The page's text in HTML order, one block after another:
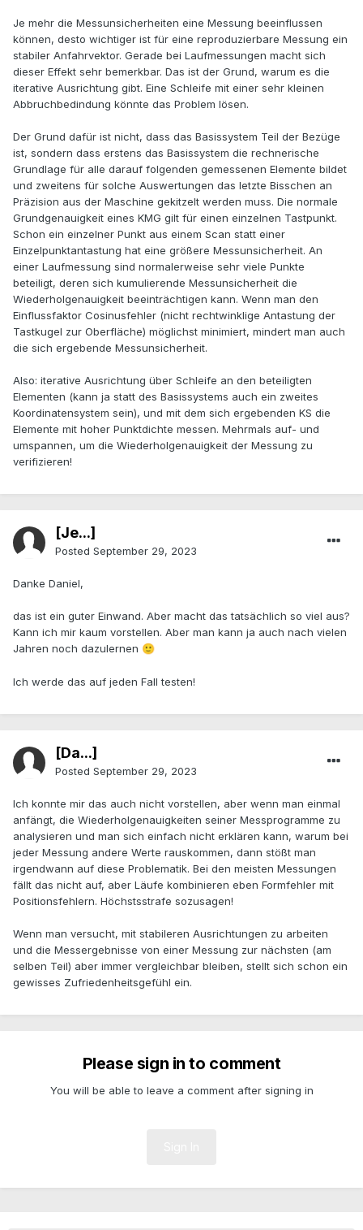
Je mehr die Messunsicherheiten eine Messung beeinflussen
können, desto wichtiger ist für eine reproduzierbare Messung ein
stabiler Anfahrvektor. Gerade bei Laufmessungen macht sich
dieser Effekt sehr bemerkbar. Das ist der Grund, warum es die
iterative Ausrichtung gibt. Eine Schleife mit einer sehr kleinen
Abbruchbedindung könnte das Problem lösen.
Der Grund dafür ist nicht, dass das Basissystem Teil der Bezüge
ist, sondern dass erstens das Basissystem die rechnerische
Grundlage für alle darauf folgenden gemessenen Elemente bildet
und zweitens für solche Auswertungen das letzte Bisschen an
Präzision aus der Maschine gekitzelt werden muss. Die normale
Grundgenauigkeit eines KMG gilt für einen einzelnen Tastpunkt.
Schon ein einzelner Punkt aus einem Scan statt einer
Einzelpunktantastung hat eine größere Messunsicherheit. An
einer Laufmessung sind normalerweise sehr viele Punkte
beteiligt, deren sich kumulierende Messunsicherheit die
Wiederholgenauigkeit beeinträchtigen kann. Wenn man den
Einflussfaktor Cosinusfehler (nicht rechtwinklige Antastung der
Tastkugel zur Oberfläche) möglichst minimiert, mindert man auch
die sich ergebende Messunsicherheit.
Also: iterative Ausrichtung über Schleife an den beteiligten
Elementen (kann ja statt des Basissystems auch ein zweites
Koordinatensystem sein), und mit dem sich ergebenden KS die
Elemente mit hoher Punktdichte messen. Mehrmals auf- und
umspannen, um die Wiederholgenauigkeit der Messung zu
verifizieren!
[Je...]
Posted September 29, 2023
Danke Daniel,
das ist ein guter Einwand. Aber macht das tatsächlich so viel aus?
Kann ich mir kaum vorstellen. Aber man kann ja auch nach vielen
Jahren noch dazulernen 🙂
Ich werde das auf jeden Fall testen!
[Da...]
Posted September 29, 2023
Ich konnte mir das auch nicht vorstellen, aber wenn man einmal
anfängt, die Wiederholgenauigkeiten seiner Messprogramme zu
analysieren und man sich einfach nicht erklären kann, warum bei
jeder Messung andere Werte rauskommen, dann stößt man
irgendwann auf diese Problematik. Bei den meisten Messungen
fällt das nicht auf, aber Läufe kombinieren eben Formfehler mit
Positionsfehlern. Höchstsstrafe sozusagen!
Wenn man versucht, mit stabileren Ausrichtungen zu arbeiten
und die Messergebnisse von einer Messung zur nächsten (am
selben Teil) aber immer vergleichbar bleiben, stellt sich schon ein
gewisses Zufriedenheitsgefühl ein.
Please sign in to comment
You will be able to leave a comment after signing in